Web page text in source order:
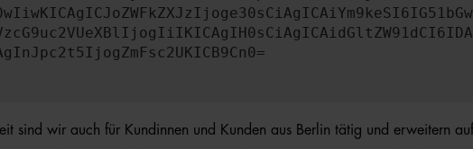
sind wir auch für Kundinnen und Kunden aus Berlin tätig und erweitern